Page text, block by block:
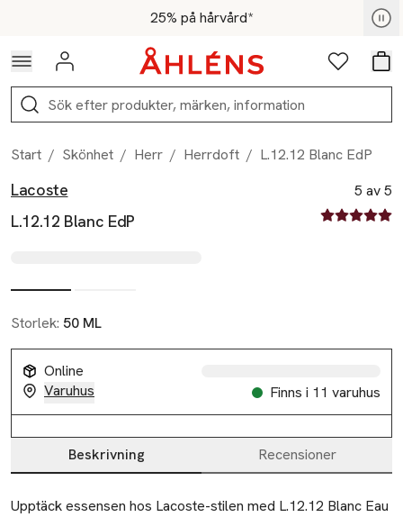
Hoppa till navigationsmenyn25% på hårvård*
För medlemmar - Shoppa nu
Logga in Favoriter
Sök
Start / Skönhet / Herr / Herrdoft / L.12.12 Blanc EdP
Produktbilder
Hoppa över bildspelet
Lacoste
L.12.12 Blanc EdP
5 av 5
5 av fem
Storlek: 50 ML
Online
Varuhus
Finns i 11 varuhus
Produktinformation
Beskrivning Recensioner
Beskrivning
Upptäck essensen hos Lacoste-stilen med L.12.12 Blanc Eau